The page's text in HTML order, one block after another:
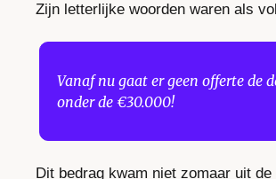
Zijn letterlijke woorden waren als
Vanaf nu gaat er geen offerte de
onder de €30.000!
Dit bedrag kwam niet zomaar uit